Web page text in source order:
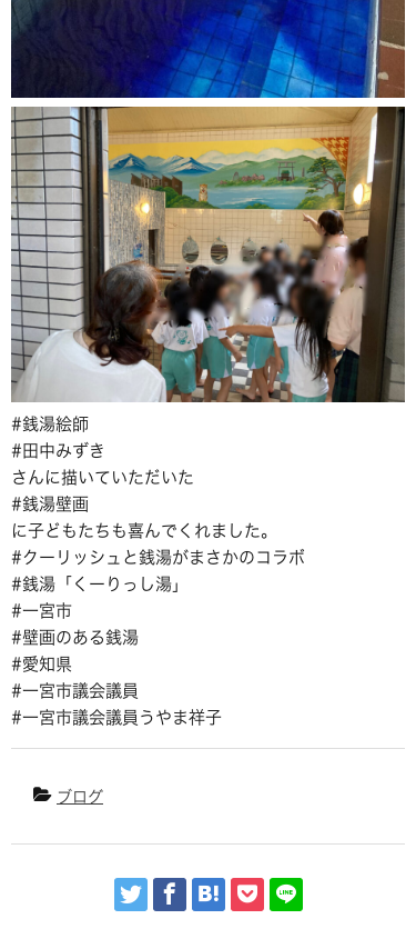
#銭湯絵師
#田中みずき
さんに描いていただいた
#銭湯壁画
に子どもたちも喜んでくれました。
#クーリッシュと銭湯がまさかのコラボ
#銭湯「くーりっし湯」
#一宮市
#壁画のある銭湯
#愛知県
#一宮市議会議員
#一宮市議会議員うやま祥子
ブログ